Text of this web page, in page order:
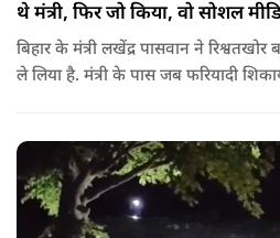
थे मंत्री, फिर जो किया, वो सोशल
बिहार के मंत्री लखेंद्र पासवान ने
ले लिया है. मंत्री के पास जब फरियादी